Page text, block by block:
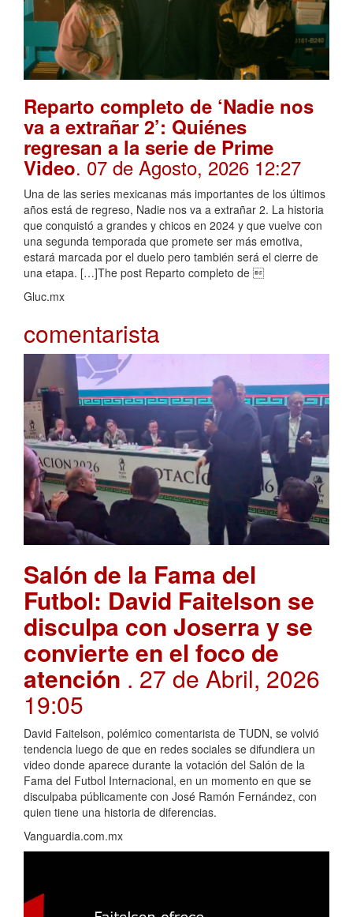
Reparto completo de ‘Nadie nos
va a extrañar 2’: Quiénes
regresan a la serie de Prime
Video. 07 de Agosto, 2026 12:27
Una de las series mexicanas más importantes de los últimos
años está de regreso, Nadie nos va a extrañar 2. La historia
que conquistó a grandes y chicos en 2024 y que vuelve con
una segunda temporada que promete ser más emotiva,
estará marcada por el duelo pero también será el cierre de
una etapa. […]The post Reparto completo de 
Gluc.mx
comentarista
Salón de la Fama del
Futbol: David Faitelson se
disculpa con Joserra y se
convierte en el foco de
atención . 27 de Abril, 2026
19:05
David Faitelson, polémico comentarista de TUDN, se volvió
tendencia luego de que en redes sociales se difundiera un
video donde aparece durante la votación del Salón de la
Fama del Futbol Internacional, en un momento en que se
disculpaba públicamente con José Ramón Fernández, con
quien tiene una historia de diferencias.
Vanguardia.com.mx